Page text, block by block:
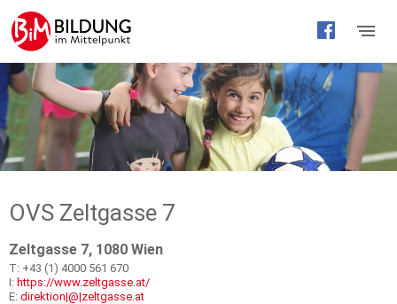
Barrierefreie
Bedienung
der
Webseite
OVS Zeltgasse 7
Zeltgasse 7, 1080 Wien
T: +43 (1) 4000 561 670
I: https://www.zeltgasse.at/
E: direktion|@|zeltgasse.at